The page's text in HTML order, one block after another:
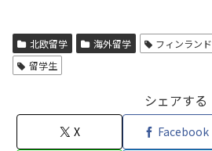
北欧留学 海外留学 フィンランド
留学生
シェアする
X Facebook